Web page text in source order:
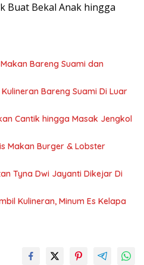
Buat Bekal Anak hingga
Bareng Suami dan
Bareng Suami Di Luar
Cantik hingga Masak Jengkol
Makan Burger & Lobster
Tyna Dwi Jayanti Dikejar Di
Kulineran, Minum Es Kelapa